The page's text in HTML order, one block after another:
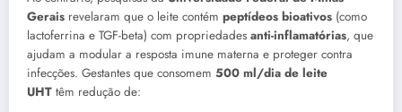
Gerais revelaram que o leite contém peptídeos bioativos (como
lactoferrina e TGF-beta) com propriedades anti-inflamatórias, que
ajudam a modular a resposta imune materna e proteger contra
infecções. Gestantes que consomem 500 ml/dia de leite
UHT têm redução de: